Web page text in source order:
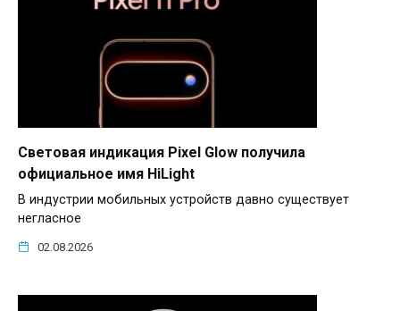
Световая индикация Pixel Glow получила
официальное имя HiLight
В индустрии мобильных устройств давно существует
негласное
02.08.2026